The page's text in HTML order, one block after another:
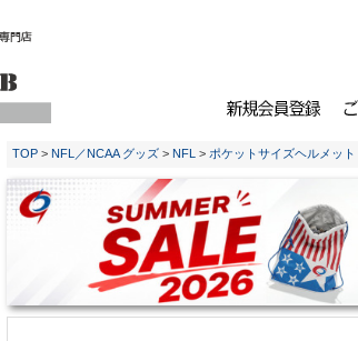
TOP > NFL／NCAA グッズ > NFL > ポケットサイズヘルメット